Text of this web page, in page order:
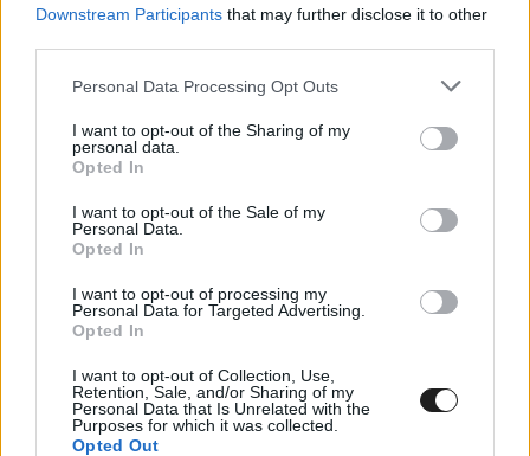
Downstream Participants that may further disclose it to other
Please note that this website/app uses one or more Google
not limited to your visit or usage behaviour. You may click to
grant or deny consent to Google and its third-party tags to
use your data for below specified purposes in below Google
consent section.
Personal Data Processing Opt Outs
I want to opt-out of the Sharing of my
personal data.
Opted In
I want to opt-out of the Sale of my
Personal Data.
Opted In
I want to opt-out of processing my
Personal Data for Targeted Advertising.
Opted In
I want to opt-out of Collection, Use,
Retention, Sale, and/or Sharing of my
Personal Data that Is Unrelated with the
Purposes for which it was collected.
Opted Out
hogy nem látszódnak a kiscsapatok a
képernyőn
ellen, hogy a Szingapúri Nagydíj utolsó köreiben
a tizenegyedik helyért folyó, négyautós és